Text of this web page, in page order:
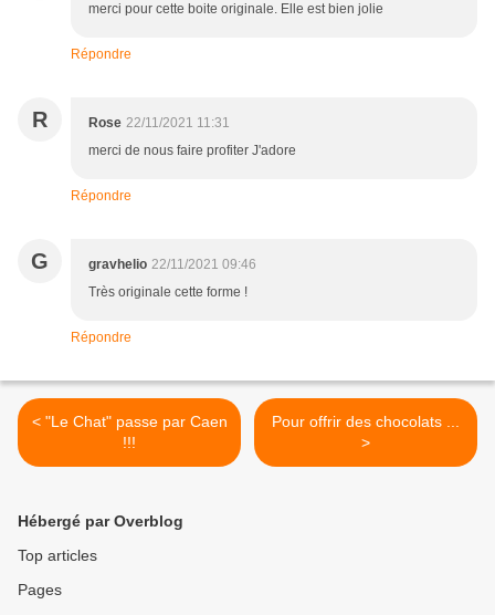
merci pour cette boite originale. Elle est bien jolie
Répondre
R Rose 22/11/2021 11:31
merci de nous faire profiter J'adore
Répondre
G gravhelio 22/11/2021 09:46
Très originale cette forme !
Répondre
< "Le Chat" passe par Caen
!!!
Pour offrir des chocolats ...
>
Hébergé par Overblog
Top articles
Pages